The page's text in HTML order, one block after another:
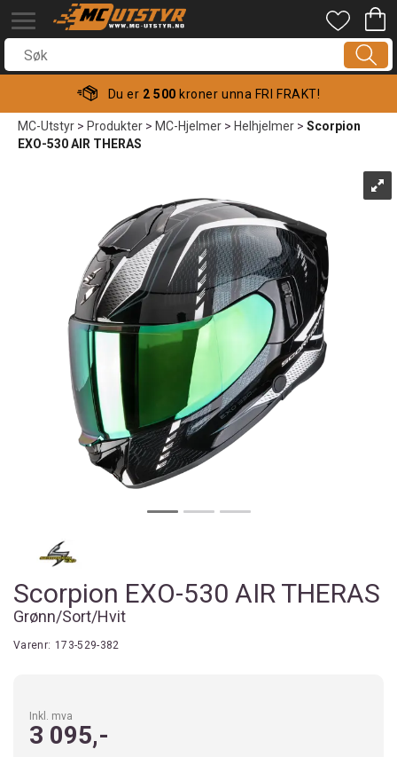
Du er 2 500 kroner unna FRI FRAKT!
MC-Utstyr>Produkter>MC-Hjelmer>Helhjelmer>Scorpion
EXO-530 AIR THERAS
Scorpion EXO-530 AIR THERAS
Grønn/Sort/Hvit
Varenr: 173-529-382
Inkl. mva
3 095,-